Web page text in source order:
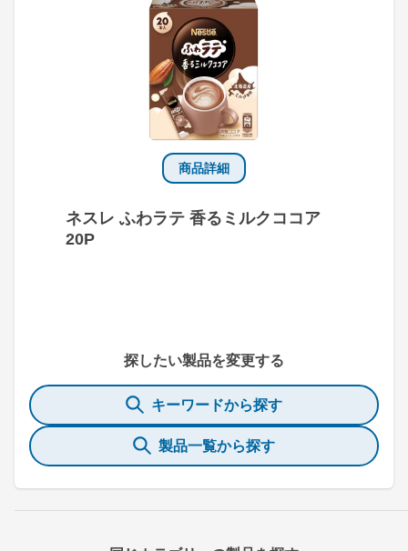
商品詳細
ネスレ ふわラテ 香るミルクココア
20P
探したい製品を変更する
キーワードから探す
製品一覧から探す